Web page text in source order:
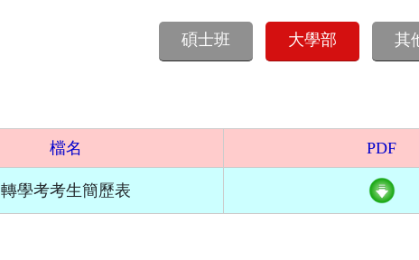
碩士班 大學部 其
檔名 PDF
轉學考考生簡歷表